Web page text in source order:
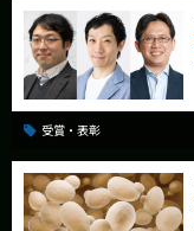
受賞・表彰